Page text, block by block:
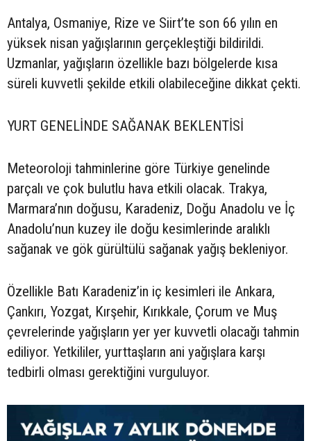
Antalya, Osmaniye, Rize ve Siirt’te son 66 yılın en
yüksek nisan yağışlarının gerçekleştiği bildirildi.
Uzmanlar, yağışların özellikle bazı bölgelerde kısa
süreli kuvvetli şekilde etkili olabileceğine dikkat çekti.
YURT GENELİNDE SAĞANAK BEKLENTİSİ
Meteoroloji tahminlerine göre Türkiye genelinde
parçalı ve çok bulutlu hava etkili olacak. Trakya,
Marmara’nın doğusu, Karadeniz, Doğu Anadolu ve İç
Anadolu’nun kuzey ile doğu kesimlerinde aralıklı
sağanak ve gök gürültülü sağanak yağış bekleniyor.
Özellikle Batı Karadeniz’in iç kesimleri ile Ankara,
Çankırı, Yozgat, Kırşehir, Kırıkkale, Çorum ve Muş
çevrelerinde yağışların yer yer kuvvetli olacağı tahmin
ediliyor. Yetkililer, yurttaşların ani yağışlara karşı
tedbirli olması gerektiğini vurguluyor.